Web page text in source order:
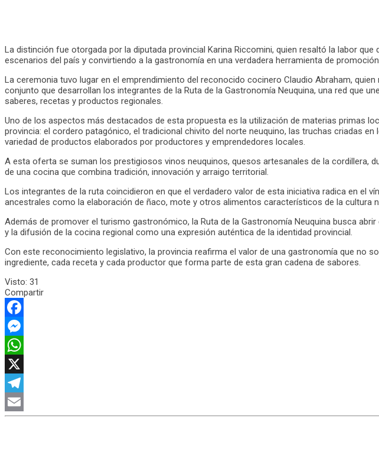
La distinción fue otorgada por la diputada provincial Karina Riccomini, quien resaltó la labor
escenarios del país y convirtiendo a la gastronomía en una verdadera herramienta de
La ceremonia tuvo lugar en el emprendimiento del reconocido cocinero Claudio Abraham,
conjunto que desarrollan los integrantes de la Ruta de la Gastronomía Neuquina, una red que
saberes, recetas y productos regionales.
Uno de los aspectos más destacados de esta propuesta es la utilización de materias primas
provincia: el cordero patagónico, el tradicional chivito del norte neuquino, las truchas criadas
variedad de productos elaborados por productores y emprendedores locales.
A esta oferta se suman los prestigiosos vinos neuquinos, quesos artesanales de la
de una cocina que combina tradición, innovación y arraigo territorial.
Los integrantes de la ruta coincidieron en que el verdadero valor de esta iniciativa radica en el
ancestrales como la elaboración de ñaco, mote y otros alimentos característicos de la cultura
Además de promover el turismo gastronómico, la Ruta de la Gastronomía Neuquina busca
y la difusión de la cocina regional como una expresión auténtica de la identidad provincial.
Con este reconocimiento legislativo, la provincia reafirma el valor de una gastronomía que no
ingrediente, cada receta y cada productor que forma parte de esta gran cadena de sabores.
Visto: 31
Compartir
Facebook
Messenger
WhatsApp
X
Telegram